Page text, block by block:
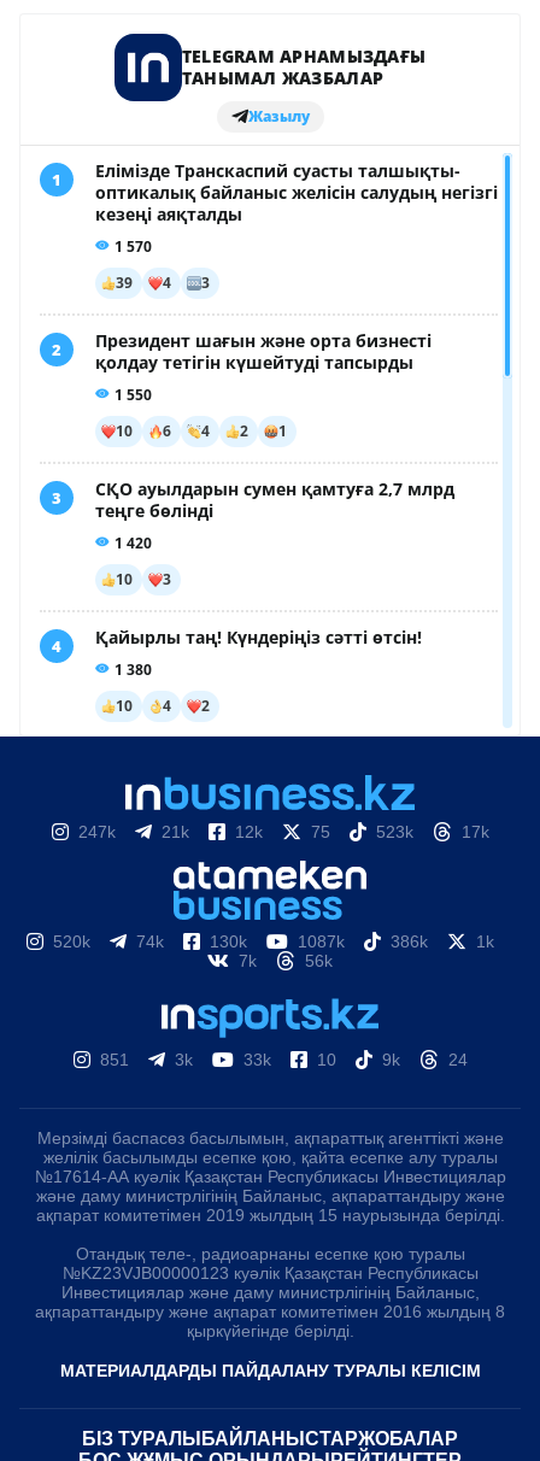
247k 21k 12k 75 523k 17k
520k 74k 130k 1087k 386k
1k
7k
56k
851 3k 33k 10 9k 24
Мерзімді баспасөз басылымын, ақпараттық агенттікті және
желілік басылымды есепке қою, қайта есепке алу туралы
№17614-АА куәлік Қазақстан Республикасы Инвестициялар
және даму министрлігінің Байланыс, ақпараттандыру және
ақпарат комитетімен 2019 жылдың 15 наурызында берілді.
Отандық теле-, радиоарнаны есепке қою туралы
№KZ23VJB00000123 куәлік Қазақстан Республикасы
Инвестициялар және даму министрлігінің Байланыс,
ақпараттандыру және ақпарат комитетімен 2016 жылдың 8
қыркүйегінде берілді.
МАТЕРИАЛДАРДЫ ПАЙДАЛАНУ ТУРАЛЫ КЕЛІСІМ
БІЗ ТУРАЛЫ БАЙЛАНЫСТАРЖОБАЛАР